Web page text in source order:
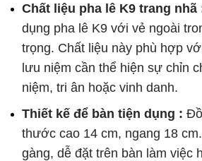
Chất liệu pha lê K9 trang nhã
dụng pha lê K9 với vẻ ngoài
trọng. Chất liệu này phù hợp
lưu niệm cần thể hiện sự chỉn
niệm, tri ân hoặc vinh danh.
Thiết kế để bàn tiện dụng :
thước cao 14 cm, ngang 18
gàng, dễ đặt trên bàn làm việc